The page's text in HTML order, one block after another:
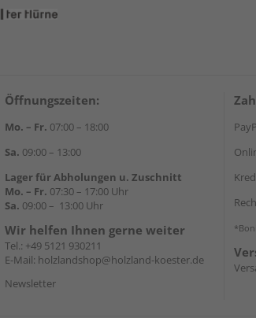
Öffnungszeiten:
Mo. – Fr. 07:00 – 18:00
Sa. 09:00 – 13:00
Lager für Abholungen u. Zuschnitt
Mo. – Fr. 07:30 – 17:00 Uhr
Sa. 09:00 – 13:00 Uhr
Wir helfen Ihnen gerne weiter
Tel.: +49 5121 930211
E-Mail: holzlandshop@holzland-koester.de
Newsletter